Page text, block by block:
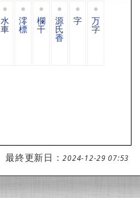
水
車
澪
標
欄
干
源
氏
香
字 万
字
最終更新日：2024-12-29 07:53